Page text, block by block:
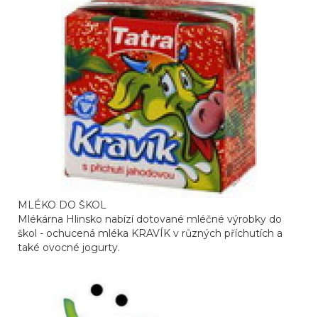
MLÉKO DO ŠKOL
Mlékárna Hlinsko nabízí dotované mléčné výrobky do
škol - ochucená mléka KRAVÍK v různých příchutích a
také ovocné jogurty.